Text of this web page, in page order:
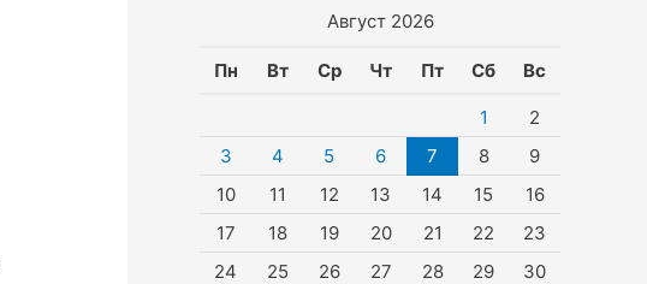
Август 2026
Пн Вт Ср Чт Пт Сб Вс
1
2
3
4 5 6 7 8
9
10
11 12 13 14 15
16
17
18 19 20 21 22
23
24
25 26 27 28 29
30